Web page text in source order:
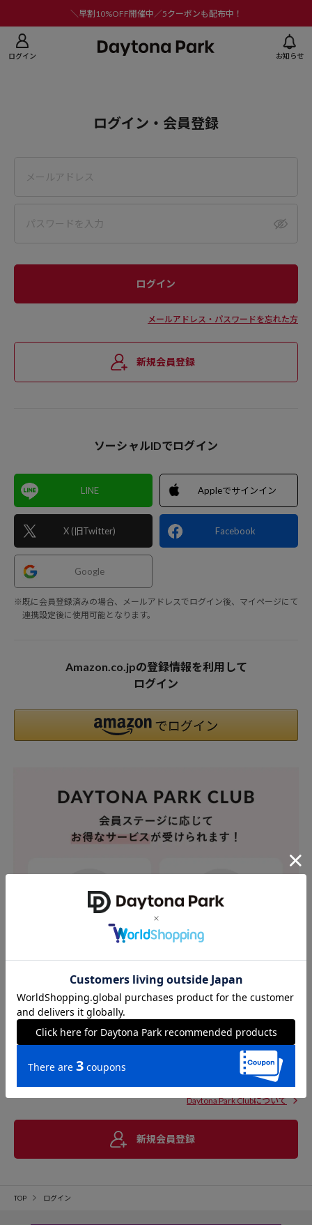
＼早割10%OFF開催中／5クーポンも配布中！
ログイン お知らせ
ログイン・会員登録
メールアドレス・パスワードを忘れた方
新規会員登録
ソーシャルIDでログイン
LINE
X (旧Twitter)
Appleでサインイン
Facebook
Google
※既に会員登録済みの場合、メールアドレスでログイン後、マイページにて
連携設定後に使用可能となります。
Amazon.co.jpの登録情報を利用して
ログイン
Daytona Park Clubについて
新規会員登録
TOP ログイン